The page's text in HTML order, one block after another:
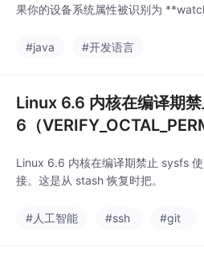
果你的设备系统属性被识别为
*场景 A**：如果你的设备当前处于
#java #开发语言
Linux 6.6 内核在编译期
6（
U
Linux 6.6 内核在编译期禁止 sysfs
接。这是从 stash 恢复时把。
#人工智能 #ssh #git